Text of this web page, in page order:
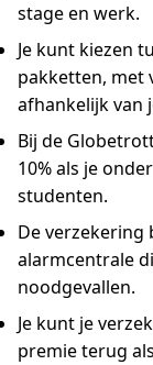
stage en werk.
Je kunt kiezen
pakketten, met
afhankelijk van
Bij de
10% als je
studenten.
De verzekering
alarmcentrale
noodgevallen.
Je kunt je
premie terug